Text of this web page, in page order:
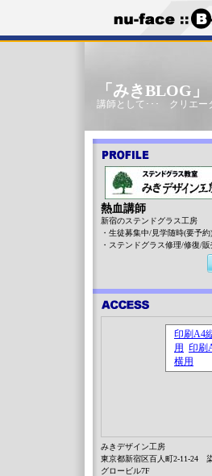
「みきBLOG
講師として･･･ クリエー
熱血講師
新宿のステンドグラス工房
・生徒募集中/見学随時(要予約)
・ステンドグラス修理/修復/販
みきデザイン工房
東京都新宿区百人町2-11-24
グロービル7F